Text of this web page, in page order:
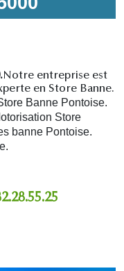
Notre entreprise est
en Store Banne.
Banne Pontoise.
Store
banne Pontoise.